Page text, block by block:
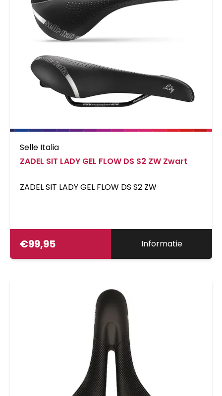
Selle Italia
ZADEL SIT LADY GEL FLOW DS S2 ZW Zwart
ZADEL SIT LADY GEL FLOW DS S2 ZW
€99,95 Informatie